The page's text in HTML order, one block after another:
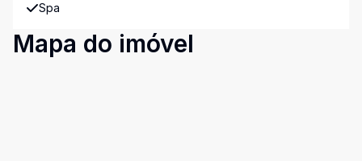
Spa
Mapa do imóvel